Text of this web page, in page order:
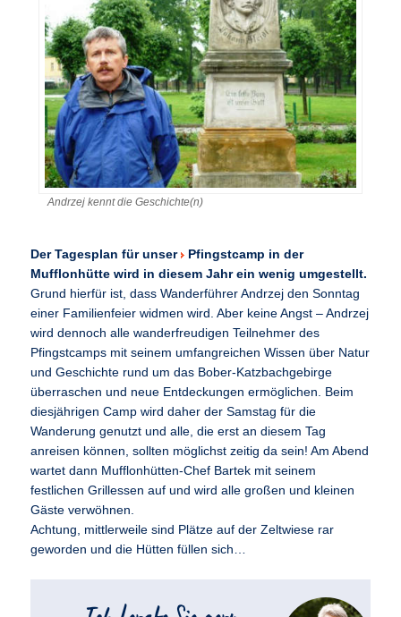
Andrzej kennt die Geschichte(n)
Der Tagesplan für unser
Pfingstcamp in der
Mufflonhütte wird in diesem Jahr ein wenig umgestellt.
Grund hierfür ist, dass Wanderführer Andrzej den Sonntag
einer Familienfeier widmen wird. Aber keine Angst – Andrzej
wird dennoch alle wanderfreudigen Teilnehmer des
Pfingstcamps mit seinem umfangreichen Wissen über Natur
und Geschichte rund um das Bober-Katzbachgebirge
überraschen und neue Entdeckungen ermöglichen. Beim
diesjährigen Camp wird daher der Samstag für die
Wanderung genutzt und alle, die erst an diesem Tag
anreisen können, sollten möglichst zeitig da sein! Am Abend
wartet dann Mufflonhütten-Chef Bartek mit seinem
festlichen Grillessen auf und wird alle großen und kleinen
Gäste verwöhnen.
Achtung, mittlerweile sind Plätze auf der Zeltwiese rar
geworden und die Hütten füllen sich…